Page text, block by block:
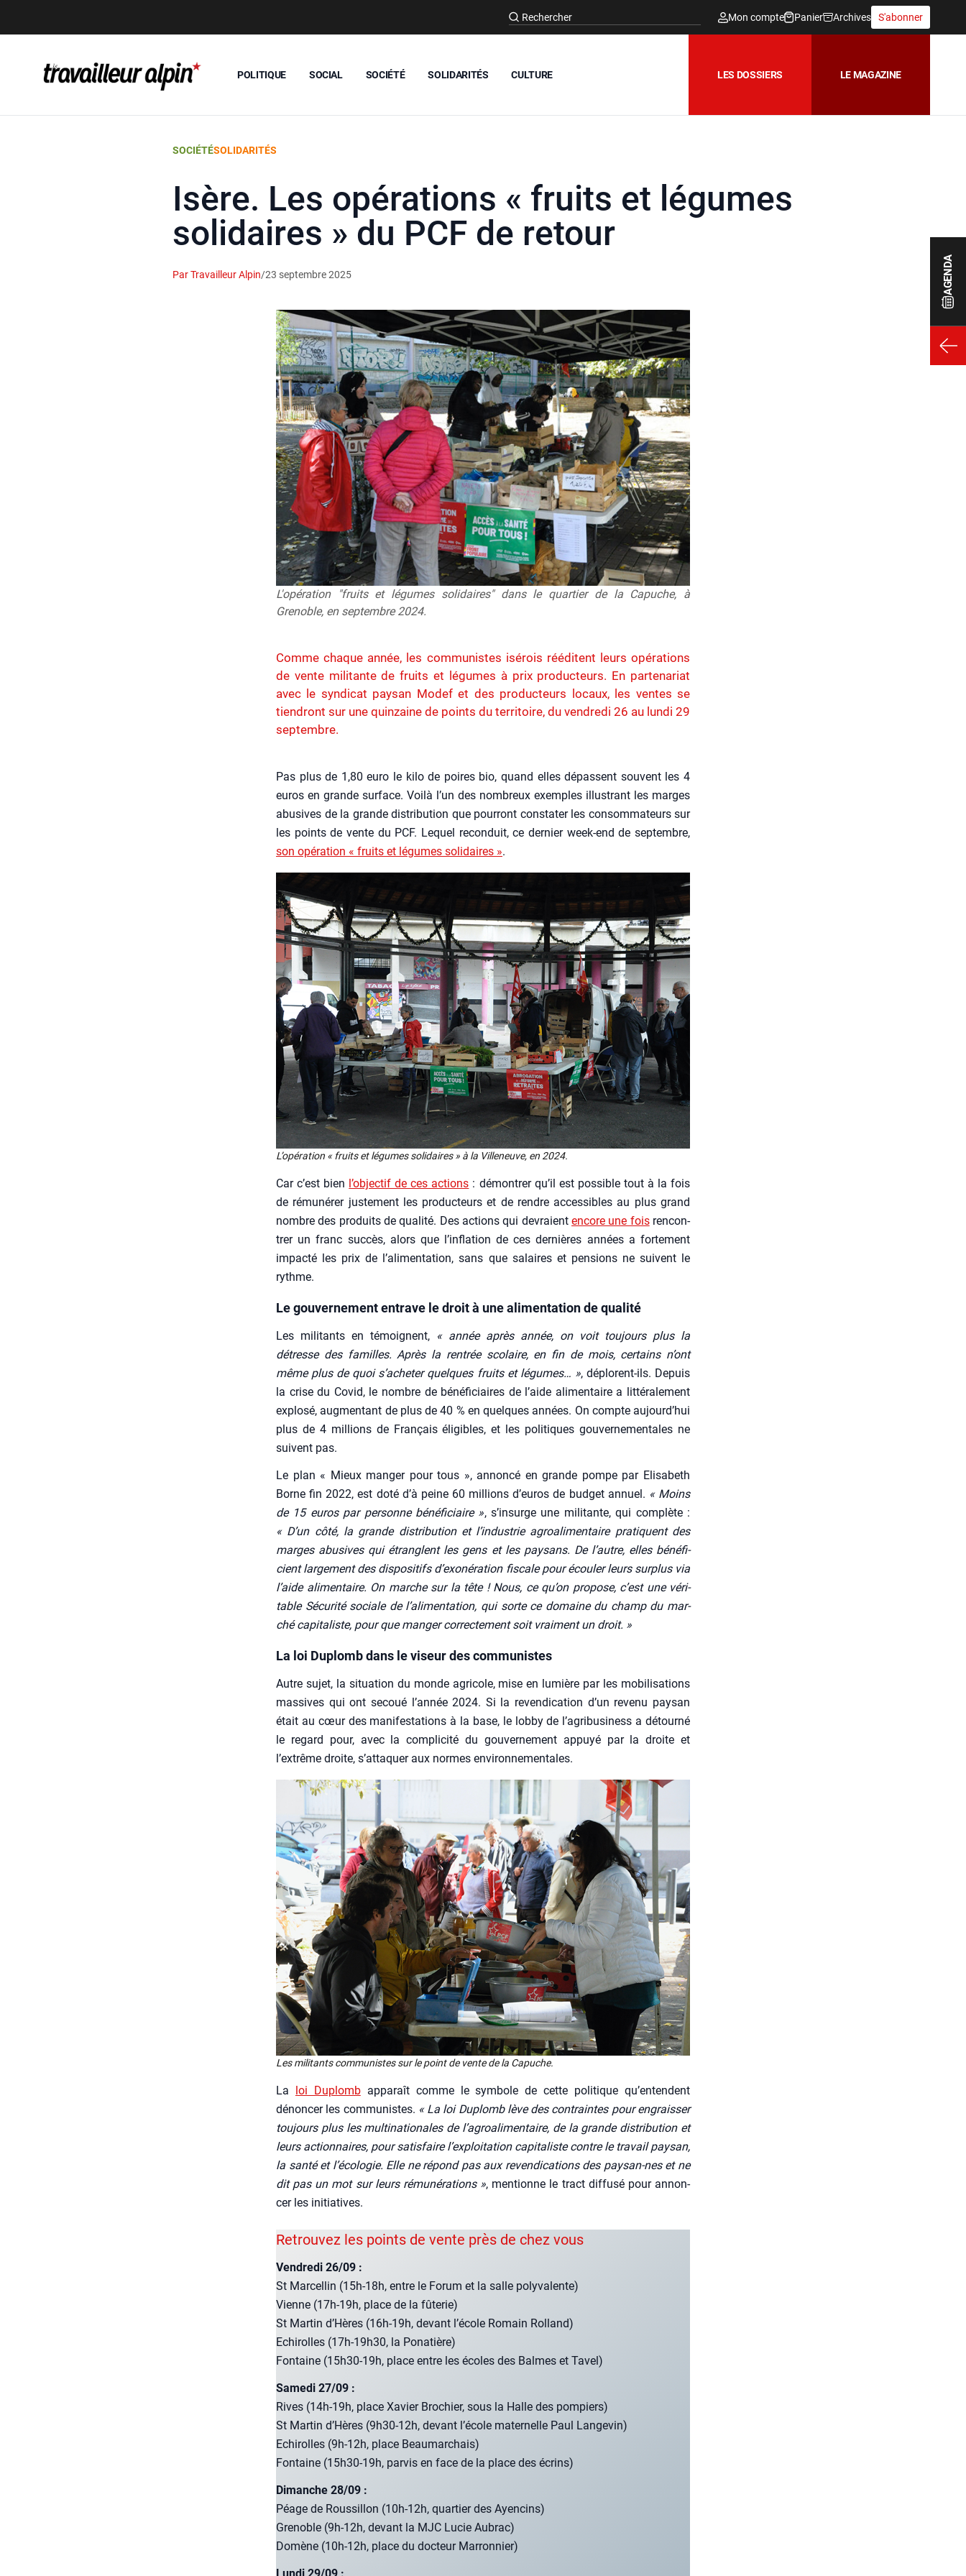
AGENDA
Mon compte Panier Archives S'abonner
POLITIQUE SOCIAL SOCIÉTÉ SOLIDARITÉS CULTURE LES DOSSIERS LE MAGAZINE
SOCIÉTÉSOLIDARITÉS
Isère. Les opérations « fruits et légumes
solidaires » du PCF de retour
Par Travailleur Alpin/23 septembre 2025
L'opération "fruits et légumes solidaires" dans le quartier de la Capuche, à
Grenoble, en septembre 2024.
Comme chaque année, les communistes isérois rééditent leurs opérations
de vente militante de fruits et légumes à prix producteurs. En partenariat
avec le syndicat paysan Modef et des producteurs locaux, les ventes se
tiendront sur une quinzaine de points du territoire, du vendredi 26 au lundi 29
septembre.
Pas plus de 1,80 euro le kilo de poires bio, quand elles dépassent sou­vent les 4
euros en grande sur­face. Voi­là l’un des nom­breux exemples illus­trant les marges
abu­sives de la grande dis­tri­bu­tion que pour­ront consta­ter les consom­ma­teurs sur
les points de vente du PCF. Lequel recon­duit, ce der­nier week-end de sep­tembre,
son opé­ra­tion « fruits et légumes soli­daires ».
L’o­pé­ra­tion « fruits et légumes soli­daires » à la Vil­le­neuve, en 2024.
Car c’est bien l’objectif de ces actions : démon­trer qu’il est pos­sible tout à la fois
de rému­né­rer jus­te­ment les pro­duc­teurs et de rendre acces­sibles au plus grand
nombre des pro­duits de qua­li­té. Des actions qui devraient encore une foisren­con­
trer un franc suc­cès, alors que l’inflation de ces der­nières années a for­te­ment
impac­té les prix de l’alimentation, sans que salaires et pen­sions ne suivent le
rythme.
Le gouvernement entrave le droit à une alimentation de qualité
Les mili­tants en témoignent, « année après année, on voit tou­jours plus la
détresse des familles. Après la ren­trée sco­laire, en fin de mois, cer­tains n’ont
même plus de quoi s’acheter quelques fruits et légumes… », déplorent-ils. Depuis
la crise du Covid, le nombre de béné­fi­ciaires de l’aide ali­men­taire a lit­té­ra­le­ment
explo­sé, aug­men­tant de plus de 40 % en quelques années. On compte aujourd’hui
plus de 4 mil­lions de Fran­çais éli­gibles, et les poli­tiques gou­ver­ne­men­tales ne
suivent pas.
Le plan « Mieux man­ger pour tous », annon­cé en grande pompe par Eli­sa­beth
Borne fin 2022, est doté d’à peine 60 mil­lions d’euros de bud­get annuel. « Moins
de 15 euros par per­sonne béné­fi­ciaire », s’insurge une mili­tante, qui com­plète :
« D’un côté, la grande dis­tri­bu­tion et l’industrie agroa­li­men­taire pra­tiquent des
marges abu­sives qui étranglent les gens et les pay­sans. De l’autre, elles béné­fi­
cient lar­ge­ment des dis­po­si­tifs d’exonération fis­cale pour écou­ler leurs sur­plus via
l’aide ali­men­taire. On marche sur la tête ! Nous, ce qu’on pro­pose, c’est une véri­
table Sécu­ri­té sociale de l’alimentation, qui sorte ce domaine du champ du mar­
ché capi­ta­liste, pour que man­ger cor­rec­te­ment soit vrai­ment un droit. »
La loi Duplomb dans le viseur des communistes
Autre sujet, la situa­tion du monde agri­cole, mise en lumière par les mobi­li­sa­tions
mas­sives qui ont secoué l’année 2024. Si la reven­di­ca­tion d’un reve­nu pay­san
était au cœur des mani­fes­ta­tions à la base, le lob­by de l’agribusiness a détour­né
le regard pour, avec la com­pli­ci­té du gou­ver­ne­ment appuyé par la droite et
l’extrême droite, s’attaquer aux normes envi­ron­ne­men­tales.
Les mili­tants com­mu­nistes sur le point de vente de la Capuche.
La loi Duplombappa­raît comme le sym­bole de cette poli­tique qu’entendent
dénon­cer les com­mu­nistes. « La loi Duplomb lève des contraintes pour engrais­ser
tou­jours plus les mul­ti­na­tio­nales de l’agroalimentaire, de la grande dis­tri­bu­tion et
leurs action­naires, pour satis­faire l’exploitation capi­ta­liste contre le tra­vail pay­san,
la san­té et l’écologie. Elle ne répond pas aux reven­di­ca­tions des pay­san-nes et ne
dit pas un mot sur leurs rému­né­ra­tions », men­tionne le tract dif­fu­sé pour annon­
cer les ini­tia­tives.
Retrouvez les points de vente près de chez vous
Ven­dre­di 26/09 :
St Mar­cel­lin (15h-18h, entre le Forum et la salle poly­va­lente)
Vienne (17h-19h, place de la fûte­rie)
St Mar­tin d’Hères (16h-19h, devant l’école Romain Rol­land)
Echi­rolles (17h-19h30, la Pona­tière)
Fon­taine (15h30-19h, place entre les écoles des Balmes et Tavel)
Same­di 27/09 :
Rives (14h-19h, place Xavier Bro­chier, sous la Halle des pom­piers)
St Mar­tin d’Hères (9h30-12h, devant l’école mater­nelle Paul Lan­ge­vin)
Echi­rolles (9h-12h, place Beau­mar­chais)
Fon­taine (15h30-19h, par­vis en face de la place des écrins)
Dimanche 28/09 :
Péage de Rous­sillon (10h-12h, quar­tier des Ayen­cins)
Gre­noble (9h-12h, devant la MJC Lucie Aubrac)
Domène (10h-12h, place du doc­teur Mar­ron­nier)
Lun­di 29/09 :